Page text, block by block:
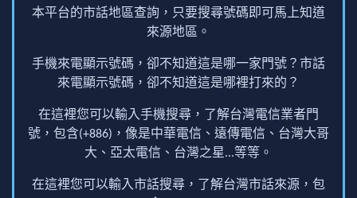
本平台的市話地區查詢，只要搜尋號碼即可馬上知道
來源地區。
手機來電顯示號碼，卻不知道這是哪一家門號？市話
來電顯示號碼，卻不知道這是哪裡打來的？
在這裡您可以輸入手機搜尋，了解台灣電信業者門
號，包含(+886)，像是中華電信、遠傳電信、台灣大哥
大、亞太電信、台灣之星...等等。
在這裡您可以輸入市話搜尋，了解台灣市話來源，包